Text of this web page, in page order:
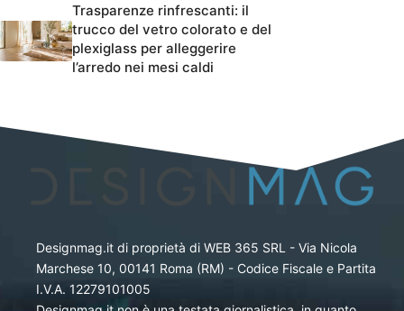
Trasparenze rinfrescanti: il
trucco del vetro colorato e del
plexiglass per alleggerire
l’arredo nei mesi caldi
Designmag.it di proprietà di WEB 365 SRL - Via Nicola
Marchese 10, 00141 Roma (RM) - Codice Fiscale e Partita
I.V.A. 12279101005